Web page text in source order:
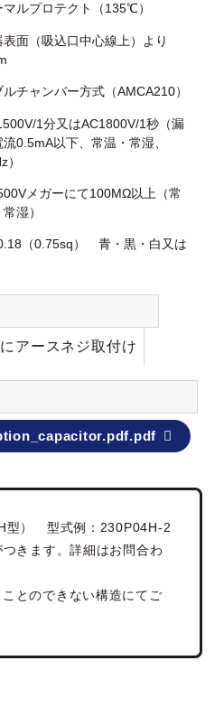
マルプロテクト（135℃）
表面（吸込口中心線上）より
ルチャンバー方式（AMCA210）
1分又はAC1800V/1秒（漏
流0.5mA以下、常温・常湿、
）
メガーにて100MΩ以上（常
湿）
（0.75sq） 青・黒・白又は
アースネジ取付け
型） 型式例：230P04H-2
きます。詳細はお問合わ
とのできない構造にてご